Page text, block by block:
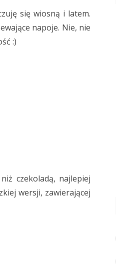
się wiosną i latem.
napoje. Nie, nie
:)
czekoladą, najlepiej
wersji, zawierającej